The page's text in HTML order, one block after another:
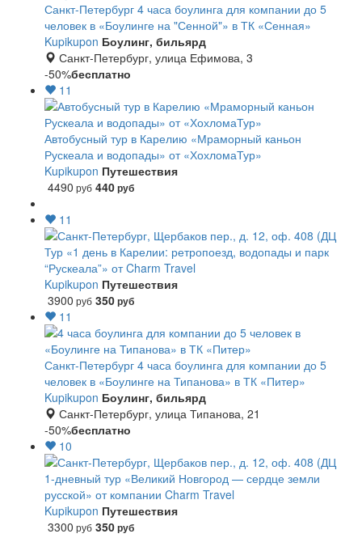
Санкт-Петербург 4 часа боулинга для компании до 5
человек в «Боулинге на "Сенной"» в ТК «Сенная»
Kupikupon Боулинг, бильярд
Санкт-Петербург, улица Ефимова, 3
-50%бесплатно
11
Автобусный тур в Карелию «Мраморный каньон
Рускеала и водопады» от «ХохломаТур»
Kupikupon Путешествия
4490 руб 440руб
11
Тур «1 день в Карелии: ретропоезд, водопады и парк
“Рускеала”» от Charm Travel
Kupikupon Путешествия
3900 руб 350руб
11
Санкт-Петербург 4 часа боулинга для компании до 5
человек в «Боулинге на Типанова» в ТК «Питер»
Kupikupon Боулинг, бильярд
Санкт-Петербург, улица Типанова, 21
-50%бесплатно
10
1-дневный тур «Великий Новгород — сердце земли
русской» от компании Charm Travel
Kupikupon Путешествия
3300 руб 350руб